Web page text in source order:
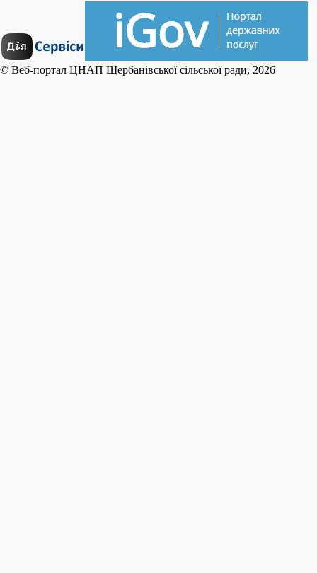
© Веб-портал ЦНАП Щербанівської сільської ради, 2026